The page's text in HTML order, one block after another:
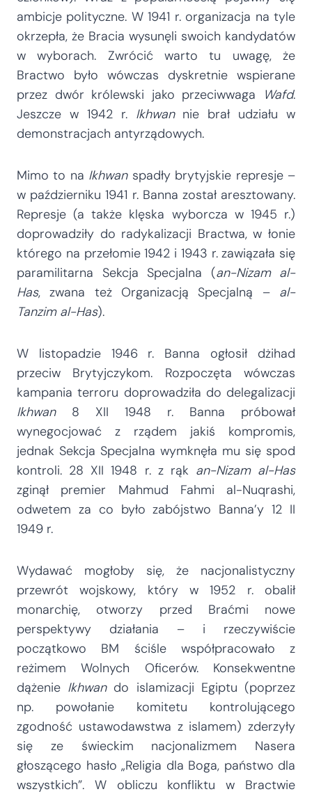
ambicje polityczne. W 1941 r. organizacja na tyle
okrzepła, że Bracia wysunęli swoich kandydatów
w wyborach. Zwrócić warto tu uwagę, że
Bractwo było wówczas dyskretnie wspierane
przez dwór królewski jako przeciwwaga
Wafd.
Jeszcze w 1942 r. Ikhwannie brał udziału w
demonstracjach antyrządowych.
Mimo to na Ikhwanspadły brytyjskie represje –
w październiku 1941 r. Banna został aresztowany.
Represje (a także klęska wyborcza w 1945 r.)
doprowadziły do radykalizacji Bractwa, w łonie
którego na przełomie 1942 i 1943 r. zawiązała się
paramilitarna Sekcja Specjalna (an-Nizam al-
Has, zwana też Organizacją Specjalną – al-
Tanzim al-Has).
W listopadzie 1946 r. Banna ogłosił dżihad
przeciw Brytyjczykom. Rozpoczęta wówczas
kampania terroru doprowadziła do delegalizacji
Ikhwan8 XII 1948 r. Banna próbował
wynegocjować z rządem jakiś kompromis,
jednak Sekcja Specjalna wymknęła mu się spod
kontroli. 28 XII 1948 r. z rąk an-Nizam al-Has
zginął premier Mahmud Fahmi al-Nuqrashi,
odwetem za co było zabójstwo Banna’y 12 II
1949 r.
Wydawać mogłoby się, że nacjonalistyczny
przewrót wojskowy, który w 1952 r. obalił
monarchię, otworzy przed Braćmi nowe
perspektywy działania – i rzeczywiście
początkowo BM ściśle współpracowało z
reżimem Wolnych Oficerów. Konsekwentne
dążenie Ikhwando islamizacji Egiptu (poprzez
np. powołanie komitetu kontrolującego
zgodność ustawodawstwa z islamem) zderzyły
się ze świeckim nacjonalizmem Nasera
głoszącego hasło „Religia dla Boga, państwo dla
wszystkich”. W obliczu konfliktu w Bractwie